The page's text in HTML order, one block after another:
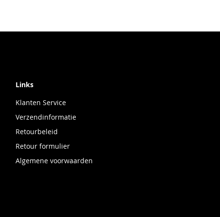
Links
Klanten Service
Verzendinformatie
Retourbeleid
Retour formulier
Algemene voorwaarden